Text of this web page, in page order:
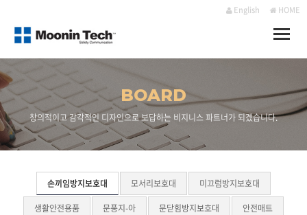
English HOME
Toggle
BOARD
창의적이고 감각적인 디자인으로 보답하는 비지니스 파트너가 되겠습니다.
손끼임방지보호대 모서리보호대
미끄럼방지보호대
생활안전용품
문풍지-아 문닫힘방지보호대 안전매트